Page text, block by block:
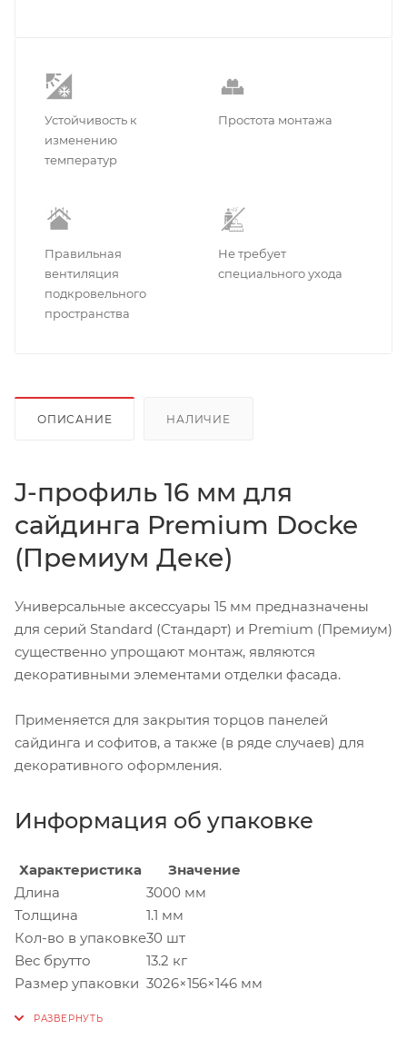
Устойчивость к
изменению
температур
Простота монтажа
Правильная
вентиляция
подкровельного
пространства
Не требует
специального ухода
ОПИСАНИЕ НАЛИЧИЕ
J-профиль 16 мм для
сайдинга Premium Docke
(Премиум Деке)
Универсальные аксессуары 15 мм предназначены
для серий Standard (Стандарт) и Premium (Премиум)
существенно упрощают монтаж, являются
декоративными элементами отделки фасада.
Применяется для закрытия торцов панелей
сайдинга и софитов, а также (в ряде случаев) для
декоративного оформления.
Информация об упаковке
Характеристика
Значение
Длина
3000 мм
Толщина
1.1 мм
Кол-во в упаковке30 шт
Вес брутто
13.2 кг
Размер упаковки 3026×156×146 мм